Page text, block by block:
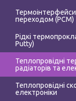
переходом (PCM)
Рідкі
Putty)
Теплопровідні
радіаторів та
Теплопровідні
електроніки